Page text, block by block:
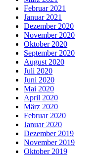
Februar 2021
Januar 2021
Dezember 2020
November 2020
Oktober 2020
September 2020
August 2020
Juli 2020
Juni 2020
Mai 2020
April 2020
März 2020
Februar 2020
Januar 2020
Dezember 2019
November 2019
Oktober 2019